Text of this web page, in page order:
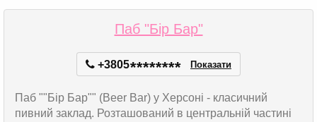
Паб "Бір Бар"
+3805******** Показати
Паб ""Бір Бар"" (Beer Bar) у Херсоні - класичний
пивний заклад. Розташований в центральній частині